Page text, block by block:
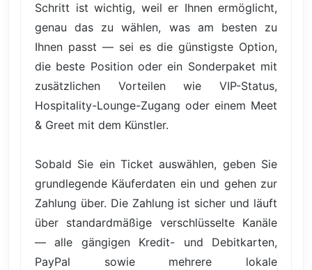
Schritt ist wichtig, weil er Ihnen ermöglicht,
genau das zu wählen, was am besten zu
Ihnen passt — sei es die günstigste Option,
die beste Position oder ein Sonderpaket mit
zusätzlichen Vorteilen wie VIP-Status,
Hospitality-Lounge-Zugang oder einem Meet
& Greet mit dem Künstler.
Sobald Sie ein Ticket auswählen, geben Sie
grundlegende Käuferdaten ein und gehen zur
Zahlung über. Die Zahlung ist sicher und läuft
über standardmäßige verschlüsselte Kanäle
— alle gängigen Kredit- und Debitkarten,
PayPal sowie mehrere lokale